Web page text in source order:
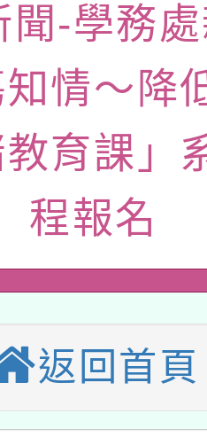
容與教學軟
委員會函釋公
陸應申請許可
部水利署委託
究院辦理「
單位及節水達
22日(星期六
廟祈福系列
園地景藝術
年度第2次
公告(無人
學行動站研
年度閱讀
專業研習
─人工智慧
養講師名單
聞-學務
知情～降
育課」
程報名
返回首頁